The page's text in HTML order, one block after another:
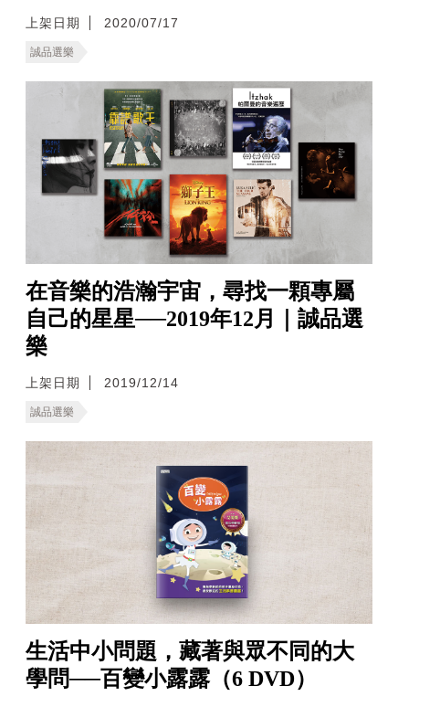
上架日期 2020/07/17
誠品選樂
在音樂的浩瀚宇宙，尋找一顆專屬
自己的星星──2019年12月｜誠品選
樂
上架日期 2019/12/14
誠品選樂
生活中小問題，藏著與眾不同的大
學問──百變小露露（6 DVD）